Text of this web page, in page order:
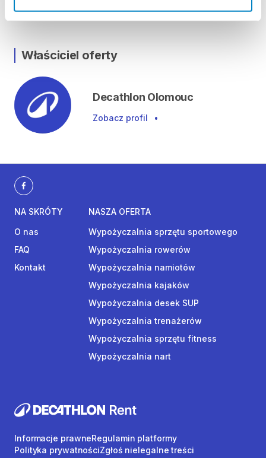
Pokaż na mapie
Właściciel oferty
Decathlon Olomouc
Zobacz profil •
NA SKRÓTY
O nas
FAQ
Kontakt
NASZA OFERTA
Wypożyczalnia sprzętu sportowego
Wypożyczalnia rowerów
Wypożyczalnia namiotów
Wypożyczalnia kajaków
Wypożyczalnia desek SUP
Wypożyczalnia trenażerów
Wypożyczalnia sprzętu fitness
Wypożyczalnia nart
Informacje prawneRegulamin platformy
Polityka prywatnościZgłoś nielegalne treści